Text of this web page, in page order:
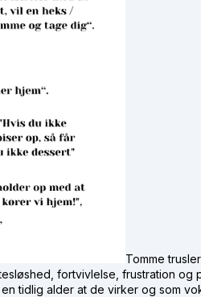
Tomme
fortvivlelse, frustration og
tidlig alder at de virker og som